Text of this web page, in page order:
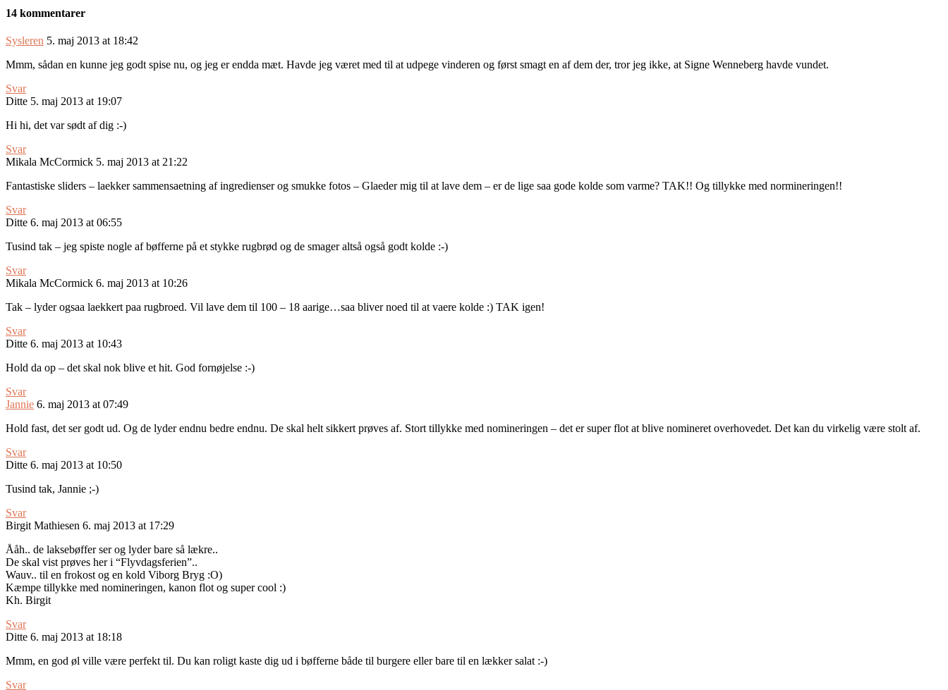
14 kommentarer
Sysleren 5. maj 2013 at 18:42
Mmm, sådan en kunne jeg godt spise nu, og jeg er endda mæt. Havde jeg været med til at udpege vinderen og først smagt en af dem der, tror jeg ikke, at Signe Wenneberg havde vundet.
Svar
Ditte 5. maj 2013 at 19:07
Hi hi, det var sødt af dig :-)
Svar
Mikala McCormick 5. maj 2013 at 21:22
Fantastiske sliders – laekker sammensaetning af ingredienser og smukke fotos – Glaeder mig til at lave dem – er de lige saa gode kolde som varme? TAK!! Og tillykke med normineringen!!
Svar
Ditte 6. maj 2013 at 06:55
Tusind tak – jeg spiste nogle af bøfferne på et stykke rugbrød og de smager altså også godt kolde :-)
Svar
Mikala McCormick 6. maj 2013 at 10:26
Tak – lyder ogsaa laekkert paa rugbroed. Vil lave dem til 100 – 18 aarige…saa bliver noed til at vaere kolde :) TAK igen!
Svar
Ditte 6. maj 2013 at 10:43
Hold da op – det skal nok blive et hit. God fornøjelse :-)
Svar
Jannie 6. maj 2013 at 07:49
Hold fast, det ser godt ud. Og de lyder endnu bedre endnu. De skal helt sikkert prøves af. Stort tillykke med nomineringen – det er super flot at blive nomineret overhovedet. Det kan du virkelig være stolt af.
Svar
Ditte 6. maj 2013 at 10:50
Tusind tak, Jannie ;-)
Svar
Birgit Mathiesen 6. maj 2013 at 17:29
Ååh.. de laksebøffer ser og lyder bare så lækre..
De skal vist prøves her i “Flyvdagsferien”..
Wauv.. til en frokost og en kold Viborg Bryg :O)
Kæmpe tillykke med nomineringen, kanon flot og super cool :)
Kh. Birgit
Svar
Ditte 6. maj 2013 at 18:18
Mmm, en god øl ville være perfekt til. Du kan roligt kaste dig ud i bøfferne både til burgere eller bare til en lækker salat :-)
Svar